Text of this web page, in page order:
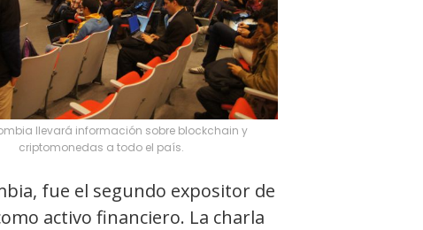
llevará información sobre blockchain y
criptomonedas a todo el país.
fue el segundo expositor de
activo financiero. La charla